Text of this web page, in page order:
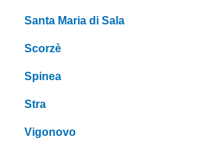
Santa Maria di Sala
Scorzè
Spinea
Stra
Vigonovo